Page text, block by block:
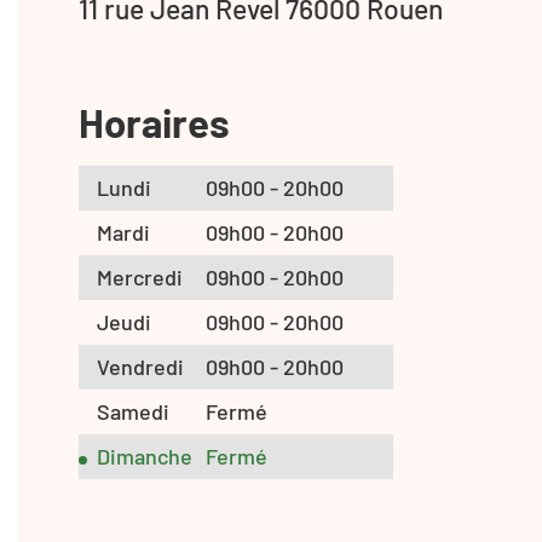
11 rue Jean Revel 76000 Rouen
Horaires
Lundi
09h00 - 20h00
Mardi
09h00 - 20h00
Mercredi
09h00 - 20h00
Jeudi
09h00 - 20h00
Vendredi
09h00 - 20h00
Samedi
Fermé
Dimanche Fermé